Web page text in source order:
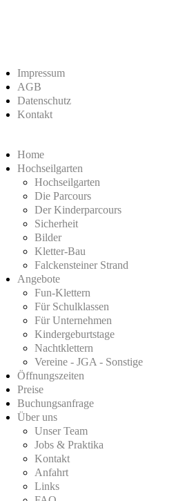
Impressum
AGB
Datenschutz
Kontakt
Home
Hochseilgarten
Hochseilgarten
Die Parcours
Der Kinderparcours
Sicherheit
Bilder
Kletter-Bau
Falckensteiner Strand
Angebote
Fun-Klettern
Für Schulklassen
Für Unternehmen
Kindergeburtstage
Nachtklettern
Vereine - JGA - Sonstige
Öffnungszeiten
Preise
Buchungsanfrage
Über uns
Unser Team
Jobs & Praktika
Kontakt
Anfahrt
Links